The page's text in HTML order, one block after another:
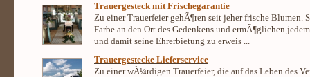
Trauergesteck mit Frischegarantie
Zu einer Trauerfeier gehÃ¶ren seit jeher frische Blumen.
Farbe an den Ort des Gedenkens und ermÃ¶glichen
und damit seine Ehrerbietung zu erweis ...
Trauergestecke Lieferservice
Zu einer wÃ¼rdigen Trauerfeier, die auf das Leben des